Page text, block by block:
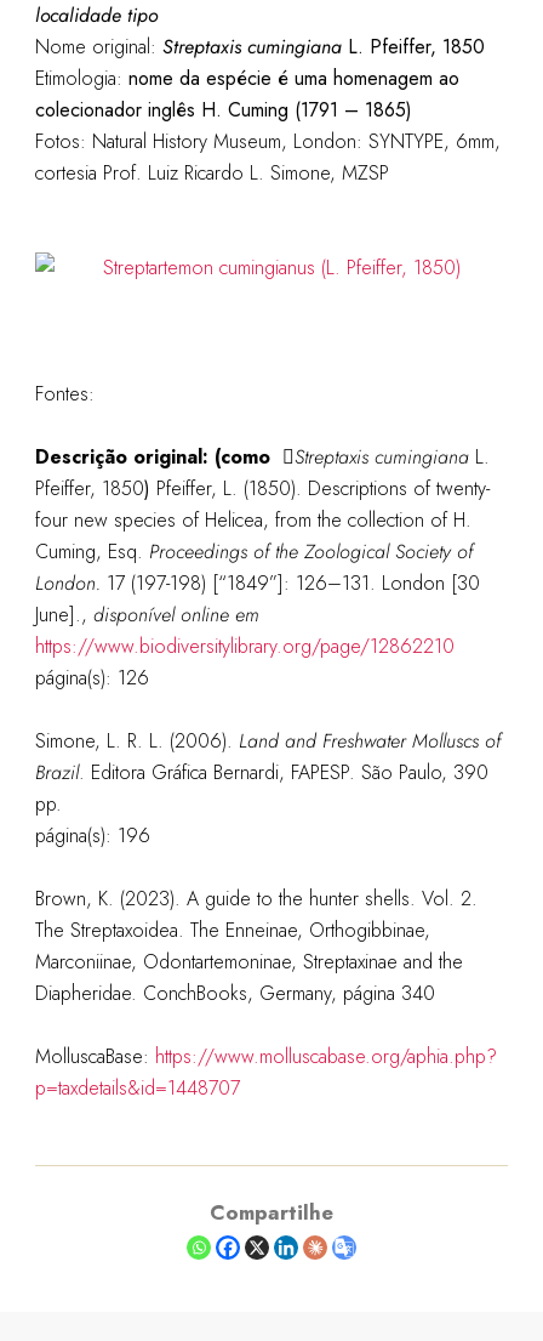
localidade tipo
Nome original: Streptaxis cumingianaL. Pfeiffer, 1850
Etimologia: nome da espécie é uma homenagem ao
colecionador inglês H. Cuming (1791 – 1865)
Fotos: Natural History Museum, London: SYNTYPE, 6mm,
cortesia Prof. Luiz Ricardo L. Simone, MZSP
Fontes:
Descrição original: (como Streptaxis cumingianaL.
Pfeiffer, 1850) Pfeiffer, L. (1850). Descriptions of twenty-
four new species of Helicea, from the collection of H.
Cuming, Esq. Proceedings of the Zoological Society of
London. 17 (197-198) [“1849”]: 126–131. London [30
June]., disponível online em
https://www.biodiversitylibrary.org/page/12862210
página(s): 126
Simone, L. R. L. (2006). Land and Freshwater Molluscs of
Brazil. Editora Gráfica Bernardi, FAPESP. São Paulo, 390
pp.
página(s): 196
Brown, K. (2023). A guide to the hunter shells. Vol. 2.
The Streptaxoidea. The Enneinae, Orthogibbinae,
Marconiinae, Odontartemoninae, Streptaxinae and the
Diapheridae. ConchBooks, Germany, página 340
MolluscaBase: https://www.molluscabase.org/aphia.php?
p=taxdetails&id=1448707
Compartilhe